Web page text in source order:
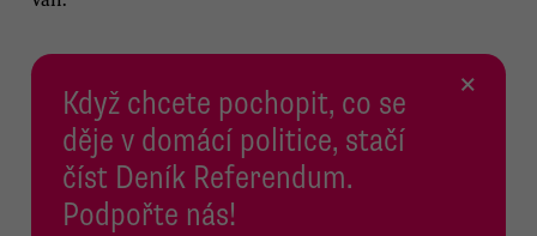
Když chcete pochopit, co se
děje v domácí politice, stačí
číst Deník Referendum.
Podpořte nás!
×